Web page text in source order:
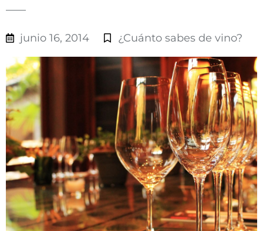
junio 16, 2014 ¿Cuánto sabes de vino?